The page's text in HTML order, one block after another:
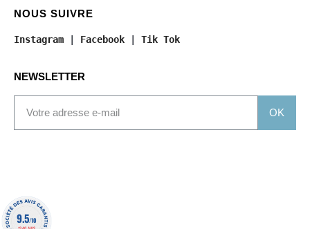
NOUS SUIVRE
Instagram Facebook Tik Tok
NEWSLETTER
OK
9.5/10